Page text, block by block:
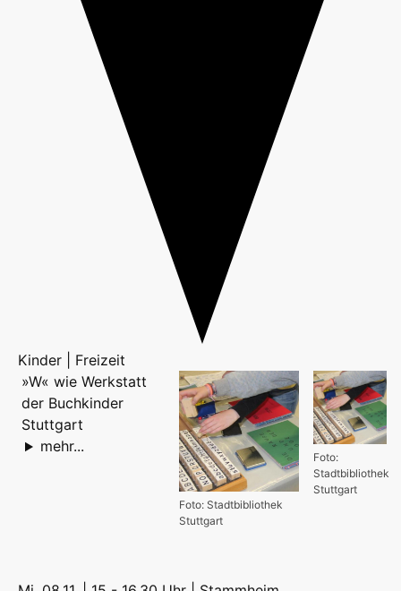
Kinder | Freizeit
Foto:
Stadtbibliothek
Stuttgart
Foto: Stadtbibliothek
Stuttgart
»W« wie Werkstatt
der Buchkinder
Stuttgart
mehr...